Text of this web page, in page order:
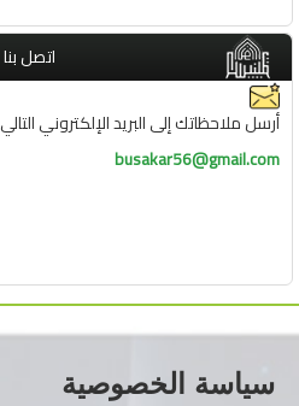
اتصل بنا
أرسل ملاحظاتك إلى البريد الإلكتروني التالي
busakar56@gmail.com
سياسة الخصوصية